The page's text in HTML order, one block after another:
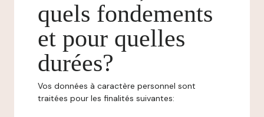
quels fondements
et pour quelles
durées?
Vos données à caractère personnel sont
traitées pour les finalités suivantes: